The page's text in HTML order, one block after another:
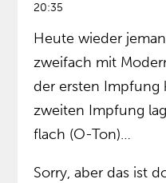
20:35
Heute wieder
zweifach mit
der ersten Impfung
zweiten Impfung
flach (O-Ton)…
Sorry, aber das ist